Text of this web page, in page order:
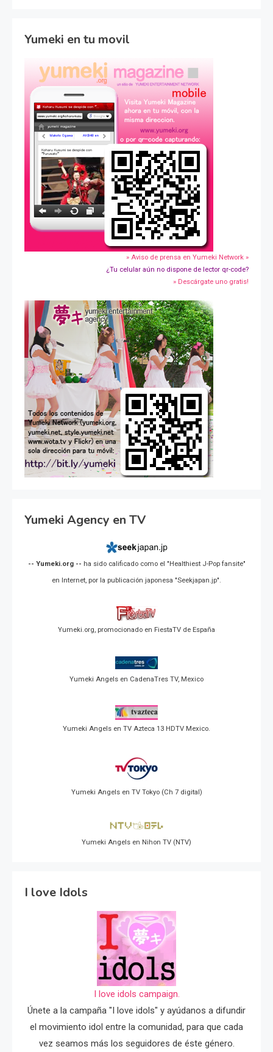
Yumeki en tu movil
» Aviso de prensa en Yumeki Network »
¿Tu celular aún no dispone de lector qr-code?
» Descárgate uno gratis!
Yumeki Agency en TV
-- Yumeki.org -- ha sido calificado como el "Healthiest J-Pop fansite"
en Internet, por la publicación japonesa "Seekjapan.jp".
Yumeki.org, promocionado en FiestaTV de España
Yumeki Angels en CadenaTres TV, Mexico
Yumeki Angels en TV Azteca 13 HDTV Mexico.
Yumeki Angels en TV Tokyo (Ch 7 digital)
Yumeki Angels en Nihon TV (NTV)
I love Idols
I love idols campaign.
Únete a la campaña "I love idols" y ayúdanos a difundir
el movimiento idol entre la comunidad, para que cada
vez seamos más los seguidores de éste género.